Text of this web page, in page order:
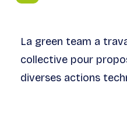
La green team a
collective pour
diverses actions